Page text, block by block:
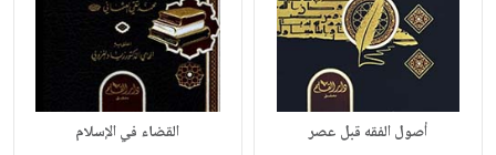
أصول الفقه قبل عصر القضاء في الإسلام